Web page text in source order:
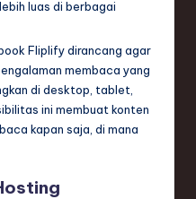
luas di berbagai
Fliplify dirancang agar
membaca yang
di desktop, tablet,
ini membuat konten
kapan saja, di mana